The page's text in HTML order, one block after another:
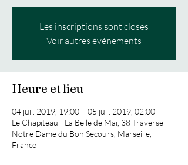
Les inscriptions sont closes
Voir autres événements
Heure et lieu
04 juil. 2019, 19:00 – 05 juil. 2019, 02:00
Le Chapiteau - La Belle de Mai, 38 Traverse
Notre Dame du Bon Secours, Marseille,
France